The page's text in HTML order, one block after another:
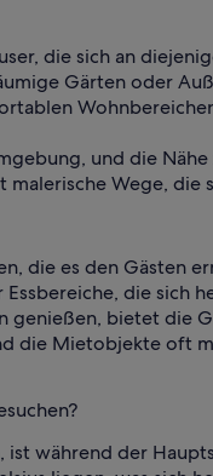
die sich an
Gärten oder
und die
Wege,
die es den Gästen
die sich
bietet die
die Mietobjekte oft
während der